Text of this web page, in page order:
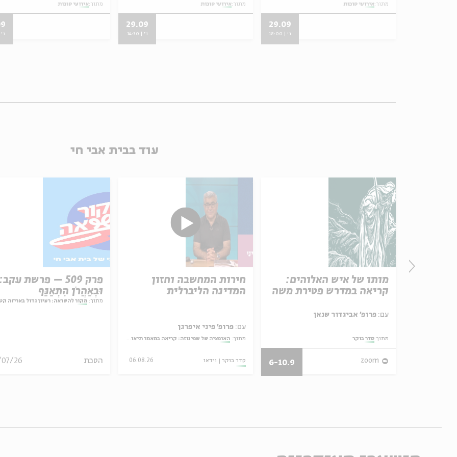
מתוך:אירועי סוכות
29.09
ד' | 18:00
מתוך:אירועי סוכות
29.09
ד' | 14:30
מתוך:אירועי סוכות
ד' |
עוד בבית אבי חי
פרק 509 – פרשת עקב:
וּבְאַהֲרֹן הִתְאַנַּף
מתוך: מקור להשראה: רעיון גדול באריזה
הסכת 26
חירות המחשבה וחזון
המדינה הליברלית
עם: פרופ' פיני איפרגן
מתוך: האופציה של שפינוזה: קריאה במאמר תיאולוגי־מדיני
סדר בוקר וידאו 06.08.26
מותו של איש האלוהים:
קריאה במדרש פטירת משה
עם:
מתוך:סדר בוקר
zoom
6-10.9